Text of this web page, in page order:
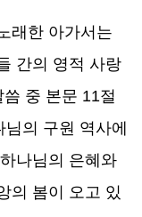
래한 아가서는
간의 영적 사랑
씀 중 본문 11절
의 구원 역사에
나님의 은혜와
의 봄이 오고 있